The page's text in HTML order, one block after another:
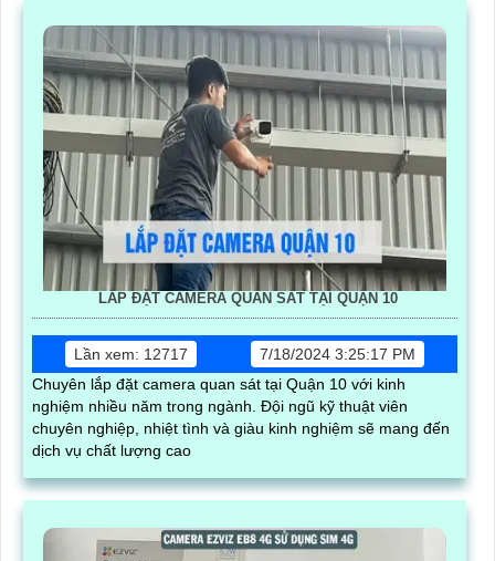
LẮP ĐẶT CAMERA QUAN SÁT TẠI QUẬN 10
Lần xem: 12717
7/18/2024 3:25:17 PM
Chuyên lắp đặt camera quan sát tại Quận 10 với kinh
nghiệm nhiều năm trong ngành. Đội ngũ kỹ thuật viên
chuyên nghiệp, nhiệt tình và giàu kinh nghiệm sẽ mang đến
dịch vụ chất lượng cao